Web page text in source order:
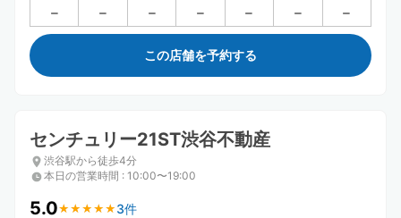
この店舗を予約する
センチュリー21ST渋谷不動産
渋谷駅から徒歩4分
本日の営業時間 : 10:00〜19:00
5.0★ ★ ★ ★ ★
★ ★ ★ ★ ★ 3件